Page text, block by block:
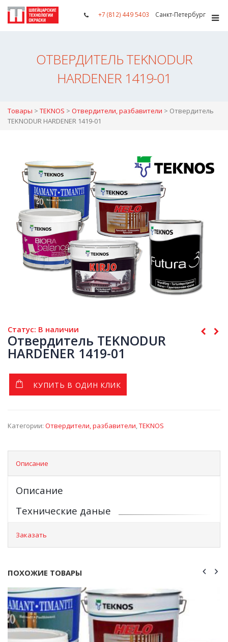
+7 (812) 449 5403 Санкт-Петербург
ОТВЕРДИТЕЛЬ TEKNODUR
HARDENER 1419-01
Товары > TEKNOS > Отвердители, разбавители > Отвердитель
TEKNODUR HARDENER 1419-01
Статус: В наличии
Отвердитель TEKNODUR
HARDENER 1419-01
КУПИТЬ В ОДИН КЛИК
Категории: Отвердители, разбавители,TEKNOS
Описание
Описание
Технические даные
Заказать
ПОХОЖИЕ ТОВАРЫ